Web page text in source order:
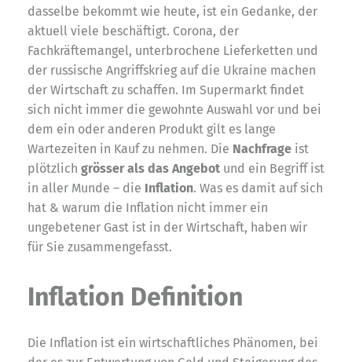
dasselbe bekommt wie heute, ist ein Gedanke, der
aktuell viele beschäftigt. Corona, der
Fachkräftemangel, unterbrochene Lieferketten und
der russische Angriffskrieg auf die Ukraine machen
der Wirtschaft zu schaffen. Im Supermarkt findet
sich nicht immer die gewohnte Auswahl vor und bei
dem ein oder anderen Produkt gilt es lange
Wartezeiten in Kauf zu nehmen. Die Nachfrage ist
plötzlich grösser als das Angebot und ein Begriff ist
in aller Munde – die Inflation. Was es damit auf sich
hat & warum die Inflation nicht immer ein
ungebetener Gast ist in der Wirtschaft, haben wir
für Sie zusammengefasst.
Inflation Definition
Die Inflation ist ein wirtschaftliches Phänomen, bei